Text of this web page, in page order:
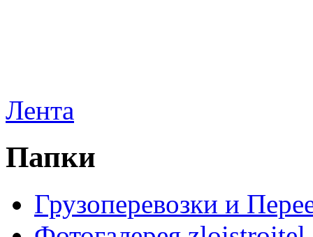
Лента
Папки
Грузоперевозки и